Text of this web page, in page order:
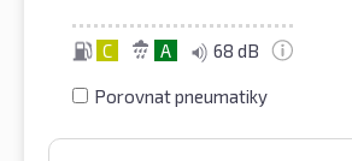
C A 68 dB
Porovnat pneumatiky